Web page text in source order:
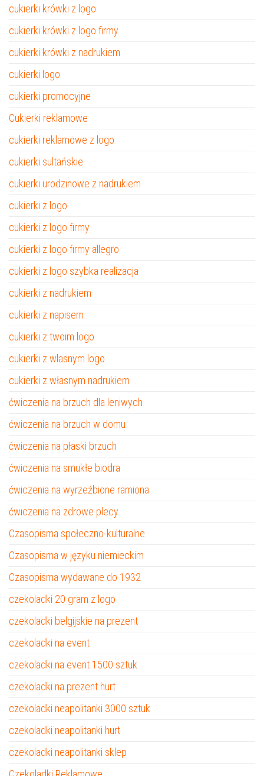
cukierki krówki z logo
cukierki krówki z logo firmy
cukierki krówki z nadrukiem
cukierki logo
cukierki promocyjne
Cukierki reklamowe
cukierki reklamowe z logo
cukierki sultańskie
cukierki urodzinowe z nadrukiem
cukierki z logo
cukierki z logo firmy
cukierki z logo firmy allegro
cukierki z logo szybka realizacja
cukierki z nadrukiem
cukierki z napisem
cukierki z twoim logo
cukierki z wlasnym logo
cukierki z własnym nadrukiem
ćwiczenia na brzuch dla leniwych
ćwiczenia na brzuch w domu
ćwiczenia na płaski brzuch
ćwiczenia na smukłe biodra
ćwiczenia na wyrzeźbione ramiona
ćwiczenia na zdrowe plecy
Czasopisma społeczno-kulturalne
Czasopisma w języku niemieckim
Czasopisma wydawane do 1932
czekoladki 20 gram z logo
czekoladki belgijskie na prezent
czekoladki na event
czekoladki na event 1500 sztuk
czekoladki na prezent hurt
czekoladki neapolitanki 3000 sztuk
czekoladki neapolitanki hurt
czekoladki neapolitanki sklep